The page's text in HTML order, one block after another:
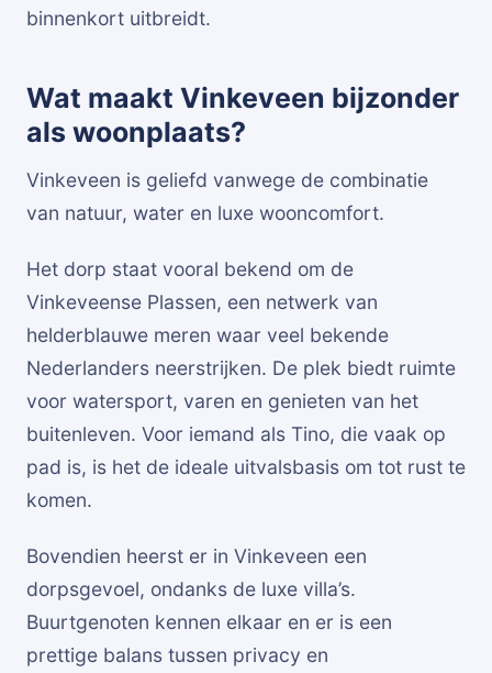
binnenkort uitbreidt.
Wat maakt Vinkeveen bijzonder
als woonplaats?
Vinkeveen is geliefd vanwege de combinatie
van natuur, water en luxe wooncomfort.
Het dorp staat vooral bekend om de
Vinkeveense Plassen, een netwerk van
helderblauwe meren waar veel bekende
Nederlanders neerstrijken. De plek biedt ruimte
voor watersport, varen en genieten van het
buitenleven. Voor iemand als Tino, die vaak op
pad is, is het de ideale uitvalsbasis om tot rust te
komen.
Bovendien heerst er in Vinkeveen een
dorpsgevoel, ondanks de luxe villa’s.
Buurtgenoten kennen elkaar en er is een
prettige balans tussen privacy en